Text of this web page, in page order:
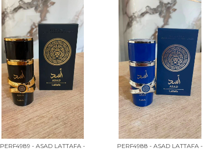
PERF4989 - ASAD LATTAFA -
PERF4988 - ASAD LATTAFA -